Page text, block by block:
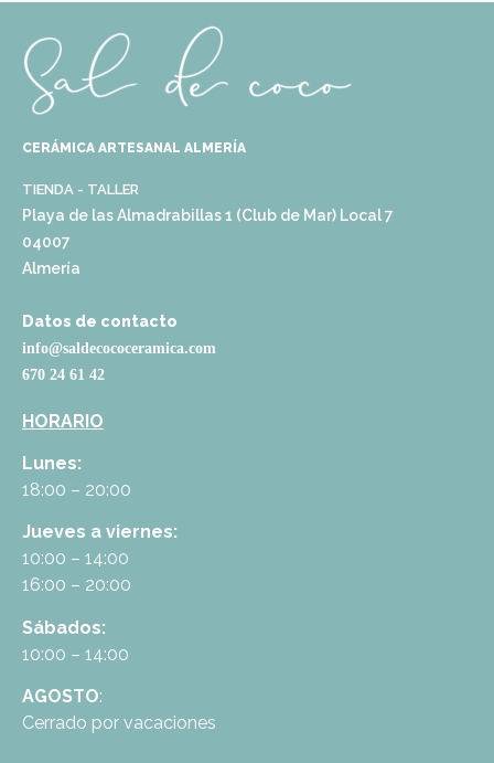
CERÁMICA ARTESANAL ALMERÍA
TIENDA - TALLER
Playa de las Almadrabillas 1 (Club de Mar) Local 7
04007
Almería
Datos de contacto
info@saldecococeramica.com
670 24 61 42
HORARIO
Lunes:
18:00 – 20:00
Jueves a viernes:
10:00 – 14:00
16:00 – 20:00
Sábados:
10:00 – 14:00
AGOSTO:
Cerrado por vacaciones